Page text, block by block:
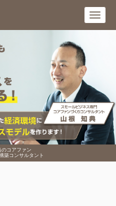
コアファン
築コンサルタント